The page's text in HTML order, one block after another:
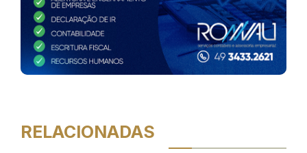
RELACIONADAS